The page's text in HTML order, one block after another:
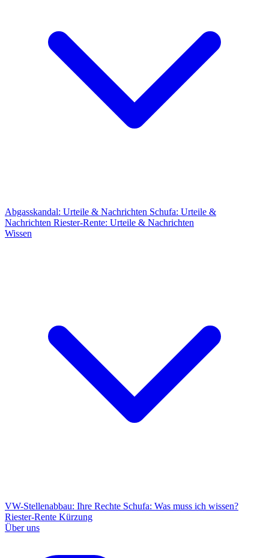
Abgasskandal: Urteile & Nachrichten Schufa: Urteile &
Nachrichten Riester-Rente: Urteile & Nachrichten
Wissen
VW-Stellenabbau: Ihre Rechte Schufa: Was muss ich wissen?
Riester-Rente Kürzung
Über uns